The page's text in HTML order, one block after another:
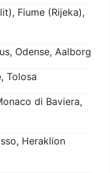
Fiume (Rijeka),
Odense, Aalborg
Tolosa
di Baviera,
Heraklion